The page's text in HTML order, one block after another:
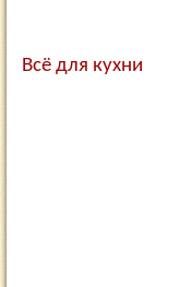
Всё для кухни